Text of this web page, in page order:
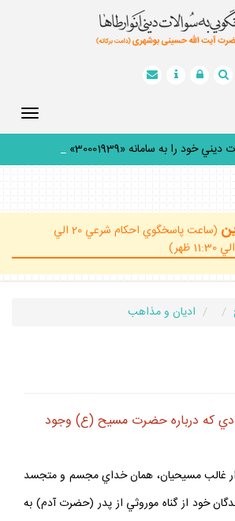
خود را به سامانه «30001939» پي
(ساعت پاسخگوي احكام شرعي 20 الي
اديان و مذاهب
كه درباره حضرت مسيح (ع) وجود
غالب مسيحيان، همان خداي مجسم و متجسد
خود از گناه موروثي از پدر (حضرت آدم) به